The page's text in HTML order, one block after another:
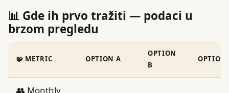
📊 Gde ih prvo tražiti — podaci u
brzom pregledu
🧩 METRIC OPTION A
OPTION
B
OPTION
👥 Monthly